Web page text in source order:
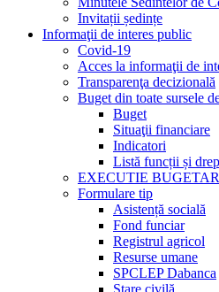
Invitații ședințe
Informaţii de interes public
Covid-19
Acces la informaţii de
Transparenţa decizională
Buget din toate sursele
Buget
Situaţii financiare
Indicatori
Listă funcții și
EXECUTIE
Formulare tip
Asistență socială
Fond funciar
Registrul agricol
Resurse umane
SPCLEP Dabanca
Stare civilă